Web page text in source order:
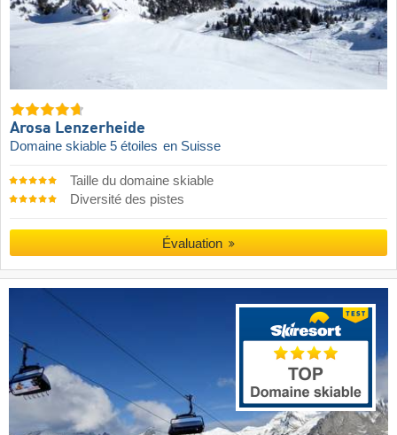
Arosa Lenzerheide
Domaine skiable 5 étoiles en Suisse
Taille du domaine skiable
Diversité des pistes
Évaluation